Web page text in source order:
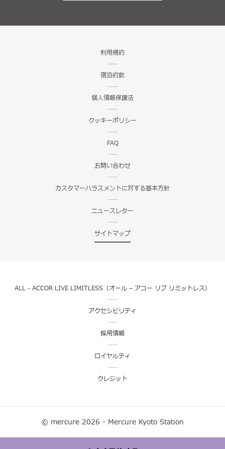
利用規約
宿泊約款
個人情報保護法
クッキーポリシー
FAQ
お問い合わせ
カスタマーハラスメントに対する基本方針
ニュースレター
サイトマップ
ALL - ACCOR LIVE LIMITLESS（オール – アコー リブ リミットレス）
アクセシビリティ
採用情報
ロイヤルティ
クレジット
© mercure 2026 - Mercure Kyoto Station